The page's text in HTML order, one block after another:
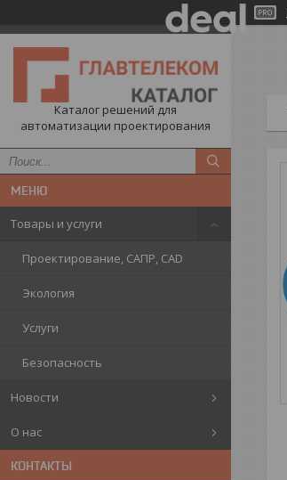
Каталог решений для
автоматизации проектирования
Товары и услуги
Проектирование, САПР, CAD
Экология
Услуги
Безопасность
Новости
О нас
КОНТАКТЫ